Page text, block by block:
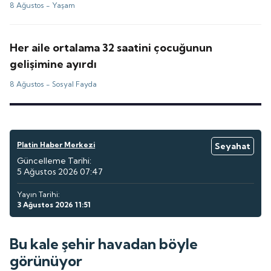
8 Ağustos - Yaşam
Her aile ortalama 32 saatini çocuğunun
gelişimine ayırdı
8 Ağustos -Sosyal Fayda
Platin Haber Merkezi
Seyahat
Güncelleme Tarihi:
5 Ağustos 2026 07:47
Yayın Tarihi:
3 Ağustos 2026 11:51
Bu kale şehir havadan böyle
görünüyor